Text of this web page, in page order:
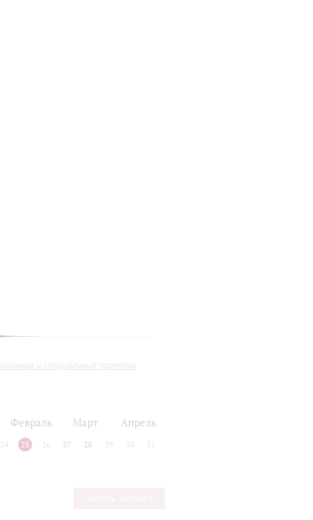
и специальные проекты
Февраль Март Апрель
24 25 26 27 28 29 30 31